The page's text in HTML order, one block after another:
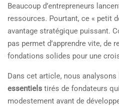
Beaucoup d’entrepreneurs
ressources. Pourtant, ce « petit
avantage stratégique puissant.
pas permet d’apprendre vite, de
fondations solides pour une
Dans cet article, nous analysons
essentiels tirés de fondateurs
modestement avant de